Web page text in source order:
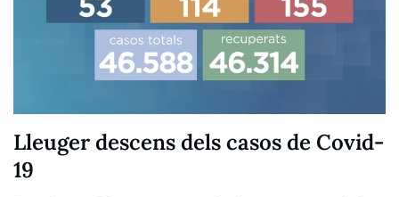
Lleuger descens dels casos de Covid-
19